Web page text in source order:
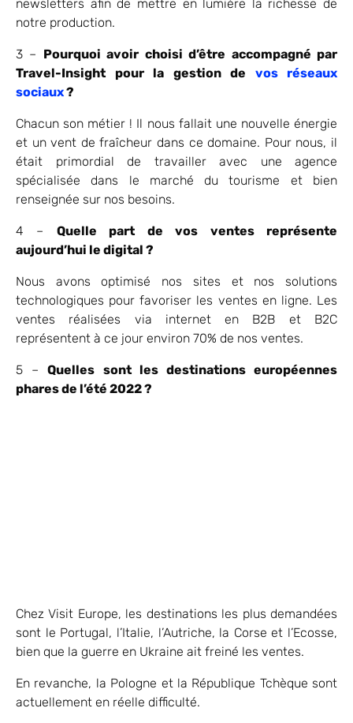
newsletters afin de mettre en lumière la richesse de
notre production.
3 – Pourquoi avoir choisi d’être accompagné par
Travel-Insight pour la gestion de vos réseaux
sociaux?
Chacun son métier ! Il nous fallait une nouvelle énergie
et un vent de fraîcheur dans ce domaine. Pour nous, il
était primordial de travailler avec une agence
spécialisée dans le marché du tourisme et bien
renseignée sur nos besoins.
4 – Quelle part de vos ventes représente
aujourd’hui le digital ?
Nous avons optimisé nos sites et nos solutions
technologiques pour favoriser les ventes en ligne. Les
ventes réalisées via internet en B2B et B2C
représentent à ce jour environ 70% de nos ventes.
5 –Quelles sont les destinations européennes
phares de l’été 2022 ?
Chez Visit Europe, les destinations les plus demandées
sont le Portugal, l’Italie, l’Autriche, la Corse et l’Ecosse,
bien que la guerre en Ukraine ait freiné les ventes.
En revanche, la Pologne et la République Tchèque sont
actuellement en réelle difficulté.